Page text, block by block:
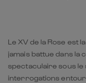
Le XV de la Rose est
jamais battue dans la
spectaculaire sous le
interrogations